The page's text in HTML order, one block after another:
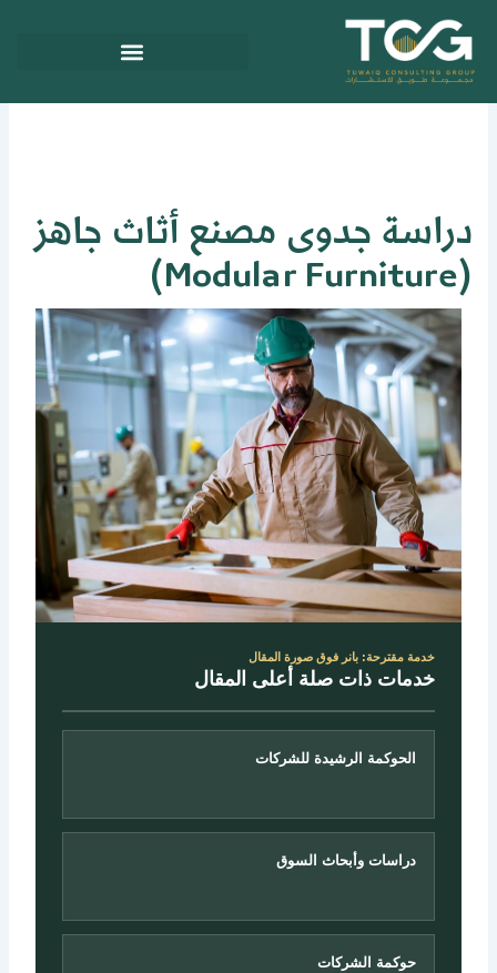
جدوى مصنع أثاث جاهز
خدمة مقترحة: بانر فوق صورة المقال
خدمات ذات صلة أعلى المقال
الحوكمة الرشيدة للشركات
دراسات وأبحاث السوق
حوكمة الشركات